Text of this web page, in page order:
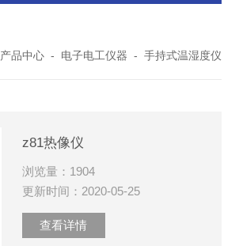
产品中心 - 电子电工仪器 - 手持式温湿度仪
z81热像仪
浏览量：1904
更新时间：2020-05-25
查看详情